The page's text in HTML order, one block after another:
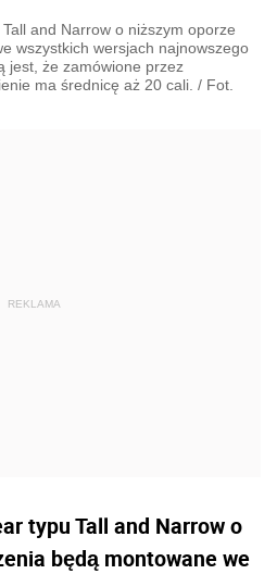
and Narrow o niższym oporze
wszystkich wersjach najnowszego
jest, że zamówione przez
ma średnicę aż 20 cali. / Fot.
typu Tall and Narrow o
będą montowane we